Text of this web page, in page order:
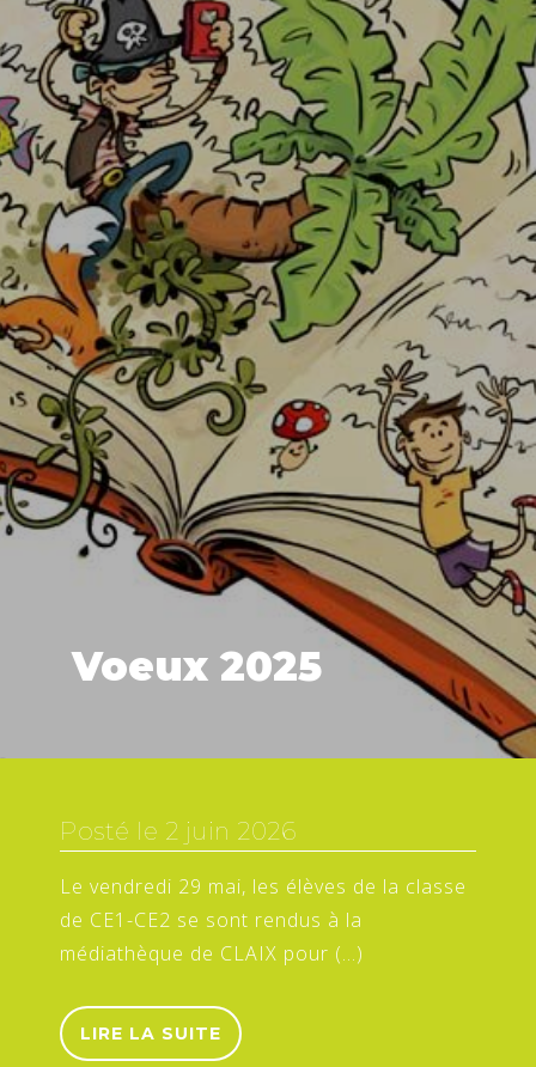
Voeux 2025
Posté le 2 juin 2026
Le vendredi 29 mai, les élèves de la classe
de CE1-CE2 se sont rendus à la
médiathèque de CLAIX pour (…)
LIRE LA SUITE